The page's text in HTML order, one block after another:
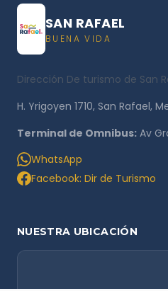
SAN RAFAEL
BUENA VIDA
Dirección De turismo de San
H. Yrigoyen 1710, San Rafael,
Terminal de Omnibus: Av
WhatsApp
Facebook: Dir de Turismo
NUESTRA UBICACIÓN